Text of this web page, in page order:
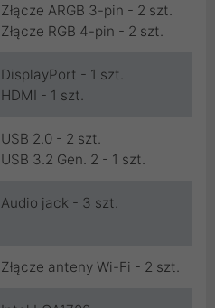
Złącze ARGB 3-pin - 2 szt.
Złącze RGB 4-pin - 2 szt.
DisplayPort - 1 szt.
HDMI - 1 szt.
USB 2.0 - 2 szt.
USB 3.2 Gen. 2 - 1 szt.
Audio jack - 3 szt.
Złącze anteny Wi-Fi - 2 szt.